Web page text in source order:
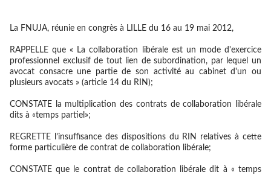
La FNUJA, réunie en congrès à LILLE du 16 au 19 mai 2012,
RAPPELLE que « La collaboration libérale est un mode d'exercice
professionnel exclusif de tout lien de subordination, par lequel un
avocat consacre une partie de son activité au cabinet d'un ou
plusieurs avocats » (article 14 du RIN);
CONSTATE
la multiplication des contrats de collaboration libérale
dits à «temps partiel»;
REGRETTE
l’insuffisance des dispositions du RIN relatives à cette
forme particulière de contrat de collaboration libérale;
CONSTATE que le contrat de collaboration libérale dit à « temps